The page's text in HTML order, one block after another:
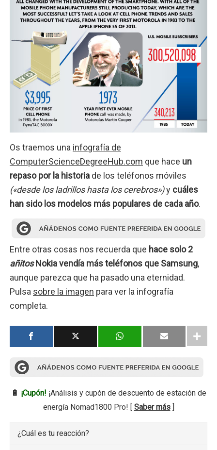
Os traemos una infografía de
ComputerScienceDegreeHub.com que hace un
repaso por la historia de los teléfonos móviles
(«desde los ladrillos hasta los cerebros»)y cuáles
han sido los modelos más populares de cada año.
Entre otras cosas nos recuerda que hace solo 2
añitosNokia vendía más teléfonos que Samsung,
aunque parezca que ha pasado una eternidad.
Pulsa sobre la imagen para ver la infografía
completa.
🔋 ¡Cupón! ¡Análisis y cupón de descuento de estación de
energía Nomad1800 Pro! [ Saber más]
¿Cuál es tu reacción?